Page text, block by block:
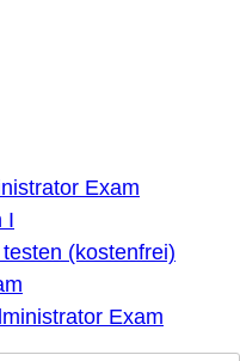
Exam
I
(kostenfrei)
Exam